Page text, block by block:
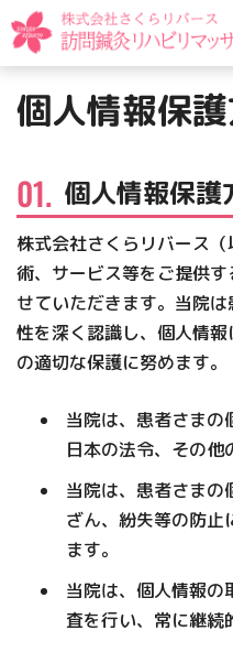
個人情報保
個人情報保護
株式会社さくらリバース
術、サービス等をご提供
せていただきます。当院
性を深く認識し、個人情
の適切な保護に努めます。
当院は、患者さまの
日本の法令、その他
当院は、患者さまの
ざん、紛失等の防止
ます。
当院は、個人情報の
査を行い、常に継続